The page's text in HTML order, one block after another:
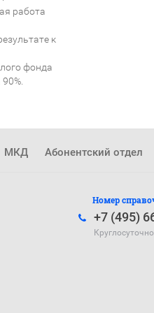
работа
к
фонда
МКД Абонентский отдел
Номер
+7 (495)
Круглосуточно